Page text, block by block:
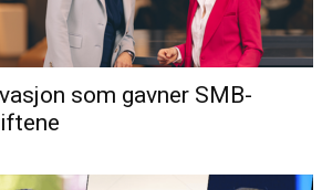
som gavner SMB-